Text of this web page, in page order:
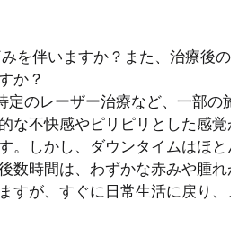
を伴いますか？また、治療後の
か？
定のレーザー治療など、一部の施
な不快感やピリピリとした感覚
。しかし、ダウンタイムはほと
数時間は、わずかな赤みや腫れ
すが、すぐに日常生活に戻り、